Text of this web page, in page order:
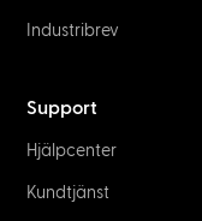
Industribrev
Support
Hjälpcenter
Kundtjänst